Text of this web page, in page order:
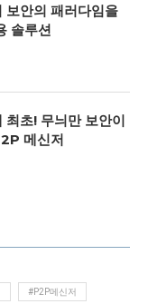
안의 패러다임을
솔루션
초! 무늬만 보안이
메신저
#P2P메신저